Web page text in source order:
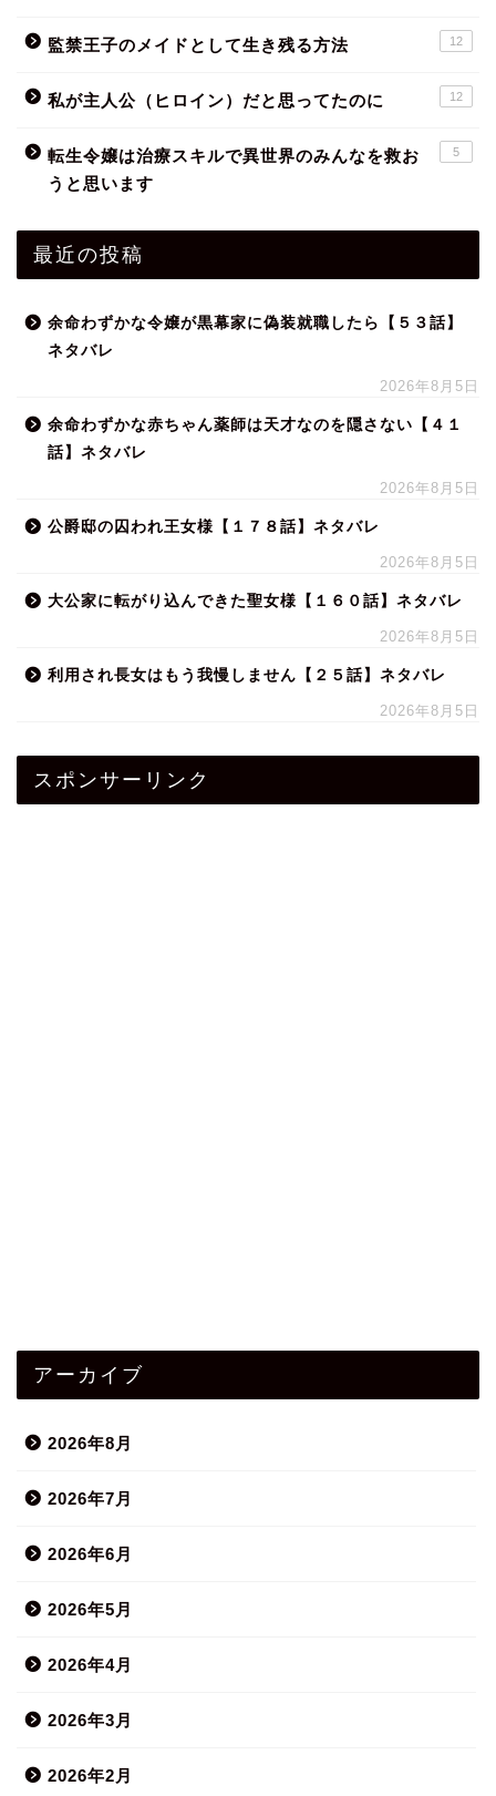
監禁王子のメイドとして生き残る方法 12
私が主人公（ヒロイン）だと思ってたのに 12
転生令嬢は治療スキルで異世界のみんなを救お
うと思います
5
最近の投稿
余命わずかな令嬢が黒幕家に偽装就職したら【５３話】
ネタバレ
2026年8月5日
余命わずかな赤ちゃん薬師は天才なのを隠さない【４１
話】ネタバレ
2026年8月5日
公爵邸の囚われ王女様【１７８話】ネタバレ
2026年8月5日
大公家に転がり込んできた聖女様【１６０話】ネタバレ
2026年8月5日
利用され長女はもう我慢しません【２５話】ネタバレ
2026年8月5日
スポンサーリンク
アーカイブ
2026年8月
2026年7月
2026年6月
2026年5月
2026年4月
2026年3月
2026年2月